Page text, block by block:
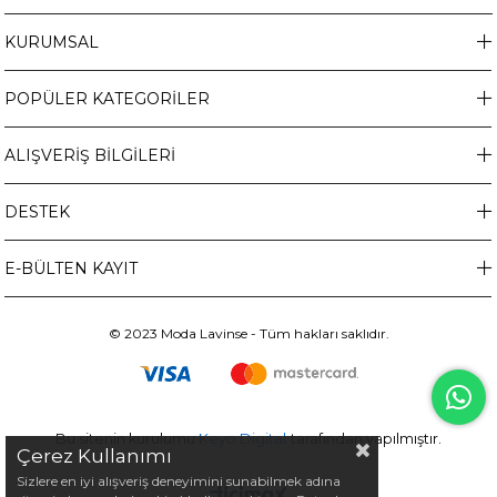
KURUMSAL
POPÜLER KATEGORİLER
ALIŞVERİŞ BİLGİLERİ
DESTEK
E-BÜLTEN KAYIT
© 2023 Moda Lavinse - Tüm hakları saklıdır.
Bu sitenin kurulumuKeyo Digital tarafından yapılmıştır.
Çerez Kullanımı
Sizlere en iyi alışveriş deneyimini sunabilmek adına